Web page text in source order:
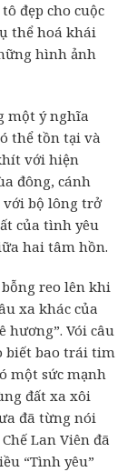
đẹp cho cuộc
thể hoá khái
hình ảnh
một ý nghĩa
thể tồn tại và
với hiện
đông, cánh
bộ lông trở
của tình yêu
hai tâm hồn.
reo lên khi
xa khác của
hương”. Vói câu
biết bao trái tim
một sức mạnh
đất xa xôi
đã từng nói
Lan Viên đã
“Tình yêu”